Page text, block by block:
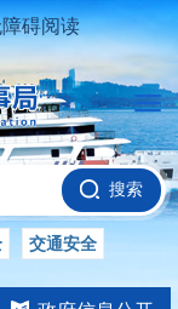
碍阅读
搜索
交通安全
长江